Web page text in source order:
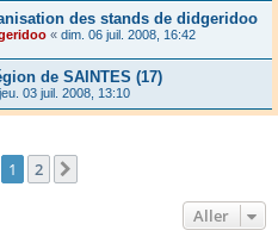
des stands de didgeridoo
« dim. 06 juil. 2008, 16:42
de SAINTES (17)
jeu. 03 juil. 2008, 13:10
1 2
Aller